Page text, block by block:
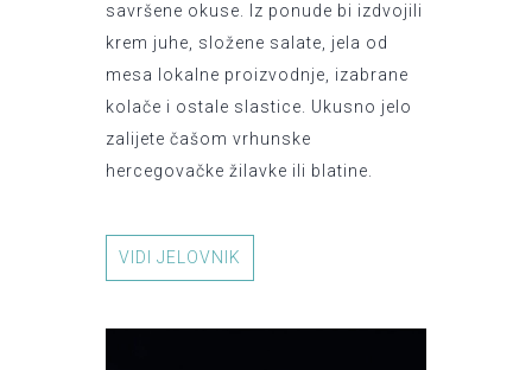
savršene okuse. Iz ponude bi izdvojili
krem juhe, složene salate, jela od
mesa lokalne proizvodnje, izabrane
kolače i ostale slastice. Ukusno jelo
zalijete čašom vrhunske
hercegovačke žilavke ili blatine.
VIDI JELOVNIK